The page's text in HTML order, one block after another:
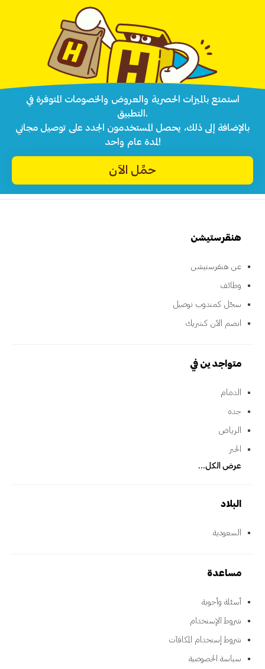
استمتع بالميزات الحصرية والعروض والخصومات المتوفرة في
التطبيق.
بالإضافة إلى ذلك، يحصل المستخدمون الجدد على توصيل مجاني
لمدة عام واحد!
حمِّل الآن
هنقرستيشن
عن هنقرستيشن
وظائف
سجّل كمندوب توصيل
انضم الآن كشريك
متواجدين في
الدمام
جده
الرياض
الخبر
عرض الكل...
البلاد
السعودية
مساعدة
أسئلة وأجوبة
شروط الإستخدام
شروط إستخدام المكافآت
سياسة الخصوصية